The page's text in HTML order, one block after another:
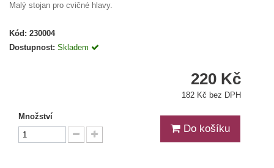
Malý stojan pro cvičné hlavy.
Kód: 230004
Dostupnost: Skladem
220 Kč
182 Kč bez DPH
Množství
Do košíku